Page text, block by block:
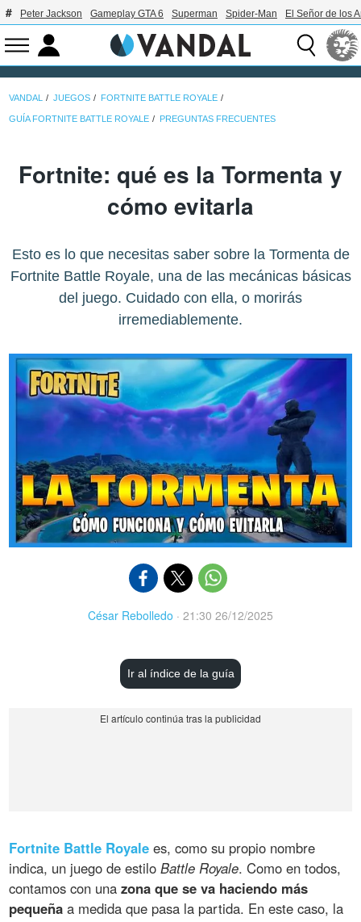
Peter Jackson Gameplay GTA 6 Superman Spider-Man El Señor de los
VANDAL JUEGOS FORTNITE BATTLE ROYALE
GUÍA FORTNITE BATTLE ROYALE PREGUNTAS FRECUENTES
Fortnite: qué es la Tormenta y
cómo evitarla
Esto es lo que necesitas saber sobre la Tormenta de
Fortnite Battle Royale, una de las mecánicas básicas
del juego. Cuidado con ella, o morirás
irremediablemente.
César Rebolledo · 21:30 26/12/2025
Ir al índice de la guía
Fortnite Battle Royale es, como su propio nombre
indica, un juego de estiloBattle Royale. Como en todos,
contamos con unazona que se va haciendo más
pequeña a medida que pasa la partida. En este caso, la